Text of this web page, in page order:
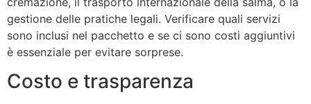
gestione delle pratiche legali. Verificare quali servizi
sono inclusi nel pacchetto e se ci sono costi aggiuntivi
è essenziale per evitare sorprese.
Costo e trasparenza